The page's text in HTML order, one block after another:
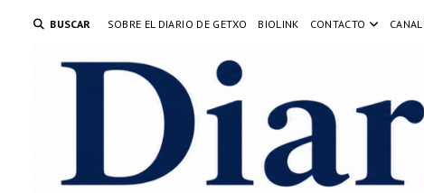
BUSCAR SOBRE EL DIARIO DE GETXO BIOLINK CONTACTO